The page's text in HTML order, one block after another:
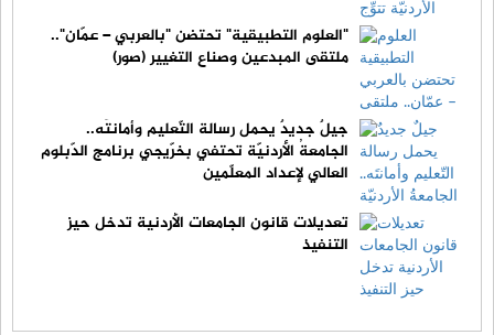
"العلوم التطبيقية" تحتضن "بالعربي – عمّان"..
ملتقى المبدعين وصناع التغيير (صور)
جيلٌ جديدٌ يحمل رسالة التّعليم وأمانتَه..
الجامعةُ الأردنيّة تحتفي بخرّيجي برنامج الدّبلوم
العالي لإعداد المعلّمين
تعديلات قانون الجامعات الأردنية تدخل حيز
التنفيذ